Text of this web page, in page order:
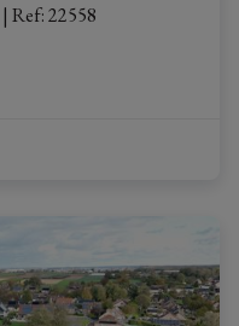
| Ref: 22558